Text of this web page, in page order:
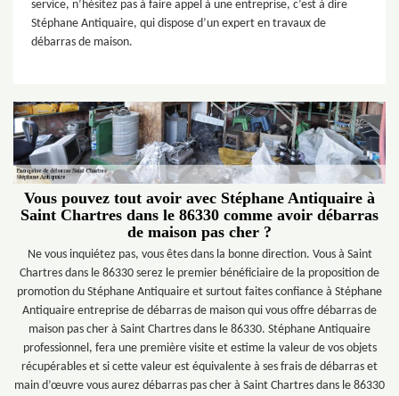
service, n’hésitez pas à faire appel à une entreprise, c’est à dire
Stéphane Antiquaire, qui dispose d’un expert en travaux de
débarras de maison.
Vous pouvez tout avoir avec Stéphane Antiquaire à
Saint Chartres dans le 86330 comme avoir débarras
de maison pas cher ?
Ne vous inquiétez pas, vous êtes dans la bonne direction. Vous à Saint
Chartres dans le 86330 serez le premier bénéficiaire de la proposition de
promotion du Stéphane Antiquaire et surtout faites confiance à Stéphane
Antiquaire entreprise de débarras de maison qui vous offre débarras de
maison pas cher à Saint Chartres dans le 86330. Stéphane Antiquaire
professionnel, fera une première visite et estime la valeur de vos objets
récupérables et si cette valeur est équivalente à ses frais de débarras et
main d’œuvre vous aurez débarras pas cher à Saint Chartres dans le 86330